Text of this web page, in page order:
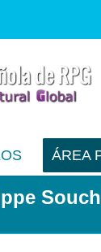
ÁREA